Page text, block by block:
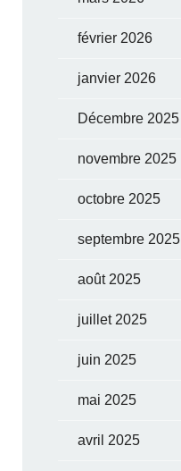
février 2026
janvier 2026
Décembre 2025
novembre 2025
octobre 2025
septembre 2025
août 2025
juillet 2025
juin 2025
mai 2025
avril 2025